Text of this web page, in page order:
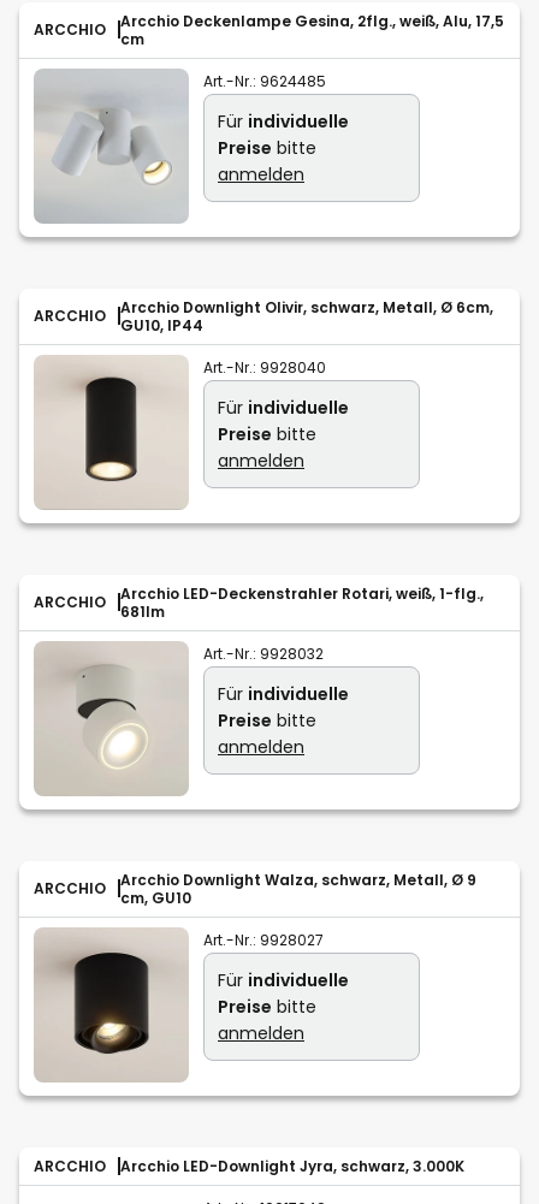
ARCCHIO
Arcchio Deckenlampe Gesina, 2flg., weiß, Alu, 17,5
cm
Art.-Nr.: 9624485
Für individuelle
Preise bitte
anmelden
ARCCHIO
Arcchio Downlight Olivir, schwarz, Metall, Ø 6cm,
GU10, IP44
Art.-Nr.: 9928040
Für individuelle
Preise bitte
anmelden
ARCCHIO
Arcchio LED-Deckenstrahler Rotari, weiß, 1-flg.,
681lm
Art.-Nr.: 9928032
Für individuelle
Preise bitte
anmelden
ARCCHIO
Arcchio Downlight Walza, schwarz, Metall, Ø 9
cm, GU10
Art.-Nr.: 9928027
Für individuelle
Preise bitte
anmelden
ARCCHIO Arcchio LED-Downlight Jyra, schwarz, 3.000K